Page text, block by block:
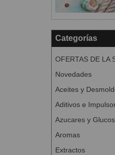
Categorías
OFERTAS DE LA
Novedades
Aceites y
Aditivos e
Azucares y
Aromas
Extractos